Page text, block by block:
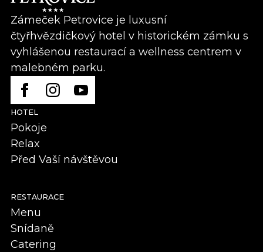
Zámeček Petrovice je luxusní
čtyřhvězdičkový hotel v historickém zámku s
vyhlášenou restaurací a wellness centrem v
malebném parku.
HOTEL
Pokoje
Relax
Před Vaší návštěvou
RESTAURACE
Menu
Snídaně
Catering